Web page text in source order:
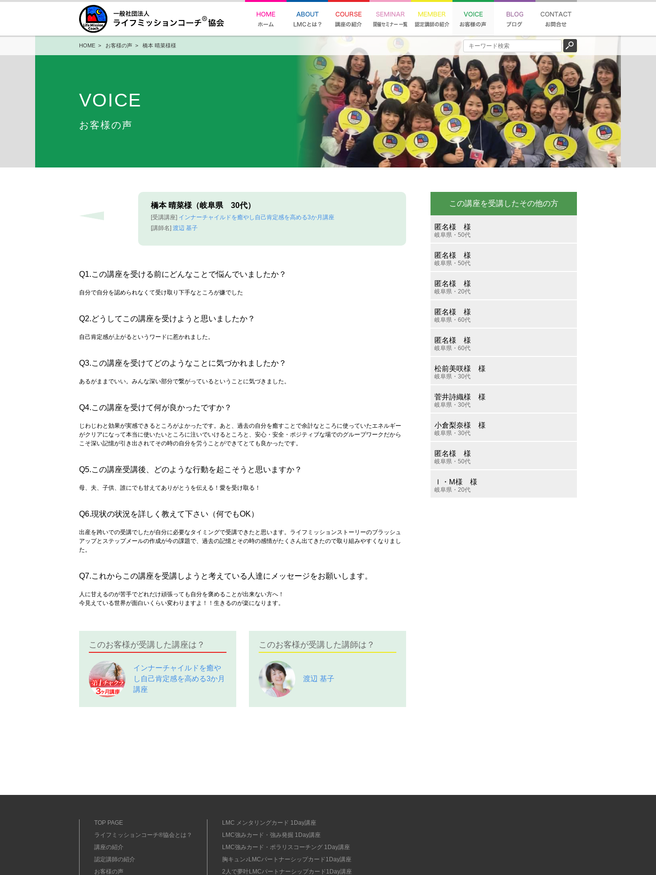
HOME > お客様の声 > 橋本 晴菜様様
VOICE
お客様の声
橋本 晴菜様（岐阜県 30代）
[受講講座] インナーチャイルドを癒やし自己肯定感を高める3か月講座
[講師名] 渡辺 基子
Q1.この講座を受ける前にどんなことで悩んでいましたか？
自分で自分を認められなくて受け取り下手なところが嫌でした
Q2.どうしてこの講座を受けようと思いましたか？
自己肯定感が上がるというワードに惹かれました。
Q3.この講座を受けてどのようなことに気づかれましたか？
あるがままでいい。みんな深い部分で繋がっているということに気づきました。
Q4.この講座を受けて何が良かったですか？
じわじわと効果が実感できるところがよかったです。あと、過去の自分を癒すことで余計なところに使っていたエネルギー
がクリアになって本当に使いたいところに注いでいけるところと、安心・安全・ポジティブな場でのグループワークだから
こそ深い記憶が引き出されてその時の自分を労うことができてとても良かったです。
Q5.この講座受講後、どのような行動を起こそうと思いますか？
母、夫、子供、誰にでも甘えてありがとうを伝える！愛を受け取る！
Q6.現状の状況を詳しく教えて下さい（何でもOK）
出産を跨いでの受講でしたが自分に必要なタイミングで受講できたと思います。ライフミッションストーリーのブラッシュ
アップとステップメールの作成が今の課題で、過去の記憶とその時の感情がたくさん出てきたので取り組みやすくなりまし
た。
Q7.これからこの講座を受講しようと考えている人達にメッセージをお願いします。
人に甘えるのが苦手でどれだけ頑張っても自分を褒めることが出来ない方へ！
今見えている世界が面白いくらい変わりますよ！！生きるのが楽になります。
このお客様が受講した講座は？
インナーチャイルドを癒や
し自己肯定感を高める3か月
講座
このお客様が受講した講師は？
渡辺 基子
この講座を受講したその他の方
匿名様 様
岐阜県・50代
匿名様 様
岐阜県・50代
匿名様 様
岐阜県・20代
匿名様 様
岐阜県・60代
匿名様 様
岐阜県・60代
松前美咲様 様
岐阜県・30代
菅井詩織様 様
岐阜県・30代
小倉梨奈様 様
岐阜県・30代
匿名様 様
岐阜県・50代
Ｉ・M様 様
岐阜県・20代
TOP PAGE
ライフミッションコーチ®協会とは？
講座の紹介
認定講師の紹介
お客様の声
LMC メンタリングカード 1Day講座
LMC強みカード・強み発掘 1Day講座
LMC強みカード・ポラリスコーチング 1Day講座
胸キュン♪LMCパートナーシップカード1Day講座
2人で夢叶LMCパートナーシップカード1Day講座